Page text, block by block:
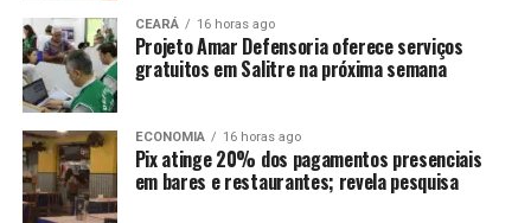
CEARÁ 16 horas ago
Projeto Amar Defensoria oferece serviços
gratuitos em Salitre na próxima semana
ECONOMIA 16 horas ago
Pix atinge 20% dos pagamentos presenciais
em bares e restaurantes; revela pesquisa